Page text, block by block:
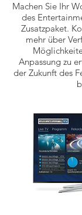
Machen Sie Ihr
des
Zusatzpaket.
mehr über
Anpassung zu
der Zukunft des